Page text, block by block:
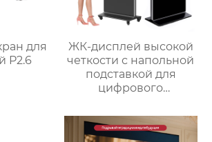
для
P2.6
ЖК-дисплей высокой
четкости с напольной
подставкой для
цифрового